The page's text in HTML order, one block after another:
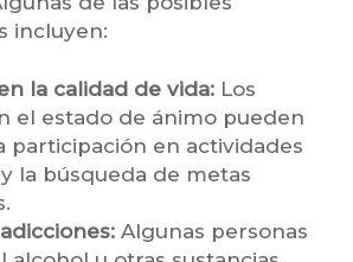
incluyen:
la calidad de vida:Los
el estado de ánimo pueden
participación en actividades
la búsqueda de metas
Algunas personas